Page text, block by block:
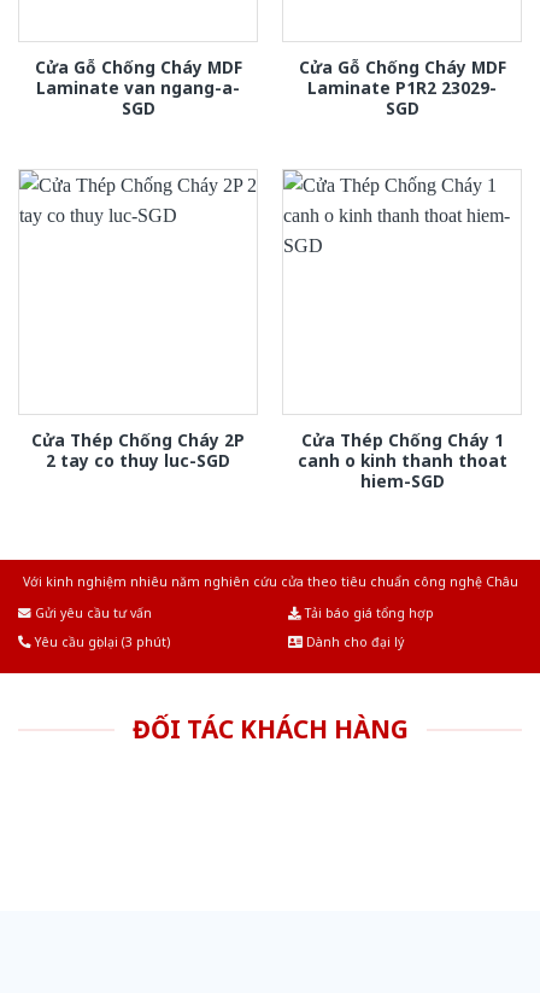
Cửa Gỗ Chống Cháy MDF
Laminate van ngang-a-
SGD
Cửa Gỗ Chống Cháy MDF
Laminate P1R2 23029-
SGD
Cửa Thép Chống Cháy 2P
2 tay co thuy luc-SGD
Cửa Thép Chống Cháy 1
canh o kinh thanh thoat
hiem-SGD
Với kinh nghiệm nhiêu năm nghiên cứu cửa theo tiêu chuẩn công nghệ Châu
Gửi yêu cầu tư vấn
Tải báo giá tổng hợp
Yêu cầu gọi lại (3 phút)
Dành cho đại lý
ĐỐI TÁC KHÁCH HÀNG